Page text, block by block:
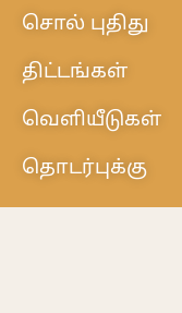
சொல் புதிது
திட்டங்கள்
வெளியீடுகள்
தொடர்புக்கு